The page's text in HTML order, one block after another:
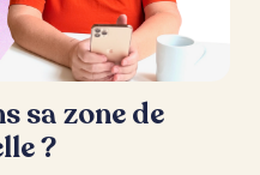
sa zone de
?